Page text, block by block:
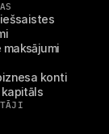
maksājumi
konti